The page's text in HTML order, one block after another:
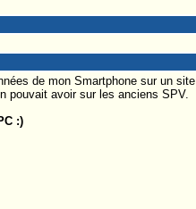
de mon Smartphone sur un site
pouvait avoir sur les anciens SPV.
:)